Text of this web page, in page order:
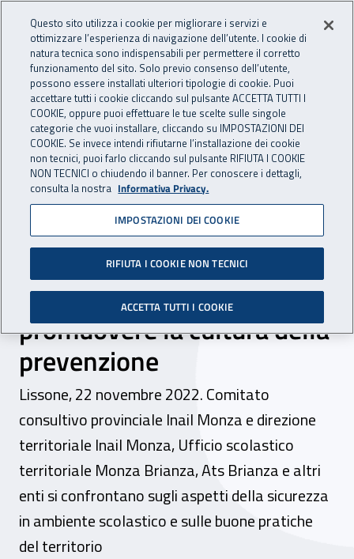
INAIL - Istituto Nazionale
Apri cerca
Navigazione principale
Navigazione - Ti trovi in:
Home Inail comunica Eventi
22 novembre 2022
Evento - Giornata nazionale
per la sicurezza nelle
scuole: a Monza in rete per
promuovere la cultura della
prevenzione
Lissone, 22 novembre 2022. Comitato
consultivo provinciale Inail Monza e direzione
territoriale Inail Monza, Ufficio scolastico
territoriale Monza Brianza, Ats Brianza e altri
enti si confrontano sugli aspetti della sicurezza
in ambiente scolastico e sulle buone pratiche
del territorio
Questo sito utilizza i cookie per migliorare i servizi e
ottimizzare l’esperienza di navigazione dell’utente. I cookie di
natura tecnica sono indispensabili per permettere il corretto
funzionamento del sito. Solo previo consenso dell’utente,
possono essere installati ulteriori tipologie di cookie. Puoi
accettare tutti i cookie cliccando sul pulsante ACCETTA TUTTI I
COOKIE, oppure puoi effettuare le tue scelte sulle singole
categorie che vuoi installare, cliccando su IMPOSTAZIONI DEI
COOKIE. Se invece intendi rifiutarne l’installazione dei cookie
non tecnici, puoi farlo cliccando sul pulsante RIFIUTA I COOKIE
NON TECNICI o chiudendo il banner. Per conoscere i dettagli,
consulta la nostra Informativa Privacy.
IMPOSTAZIONI DEI COOKIE
RIFIUTA I COOKIE NON TECNICI
ACCETTA TUTTI I COOKIE